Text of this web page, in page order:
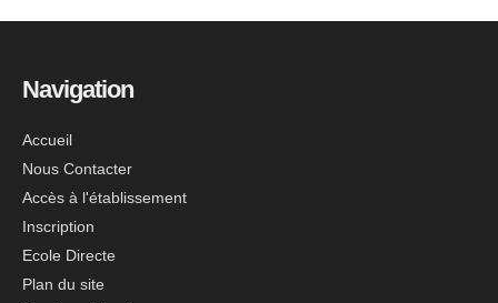
Navigation
Accueil
Nous Contacter
Accès à l'établissement
Inscription
Ecole Directe
Plan du site